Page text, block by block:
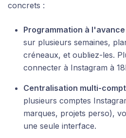
concrets :
Programmation à l'avance
sur plusieurs semaines,
créneaux, et oubliez-les.
connecter à Instagram à
Centralisation multi-
plusieurs comptes
marques, projets perso),
une seule interface.